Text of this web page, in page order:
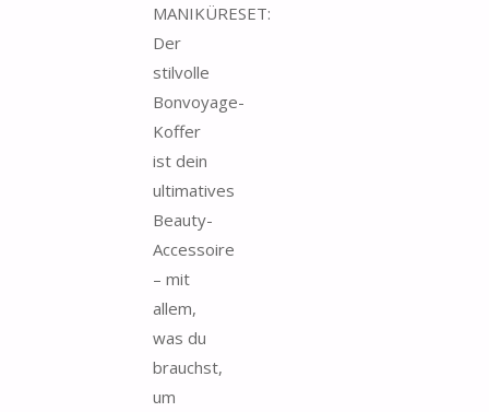
MANIKÜRESET:
Der
stilvolle
Bonvoyage-
Koffer
ist dein
ultimatives
Beauty-
Accessoire
– mit
allem,
was du
brauchst,
um